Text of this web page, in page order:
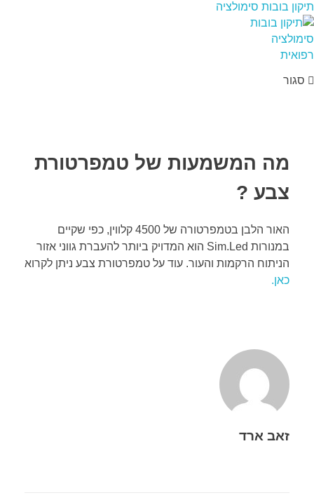
תיקון בובות סימולציה
סגור
מה המשמעות של טמפרטורת
צבע ?
האור הלבן בטמפרטורה של 4500 קלווין, כפי שקיים
במנורות Sim.Led הוא המדויק ביותר להעברת גווני אזור
הניתוח הרקמות והעור. עוד על טמפרטורת צבע ניתן לקרוא
כאן.
זאב ארד